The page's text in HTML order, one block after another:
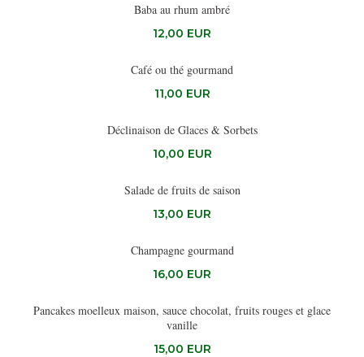
Baba au rhum ambré
12,00 EUR
Café ou thé gourmand
11,00 EUR
Déclinaison de Glaces & Sorbets
10,00 EUR
Salade de fruits de saison
13,00 EUR
Champagne gourmand
16,00 EUR
Pancakes moelleux maison, sauce chocolat, fruits rouges et glace
vanille
15,00 EUR
Les Chanteraines